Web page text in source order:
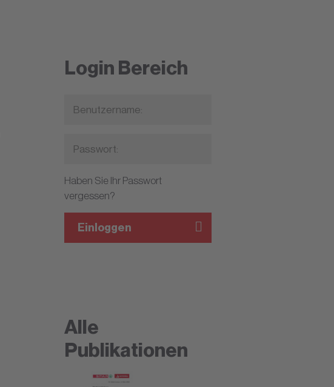
Login Bereich
Haben Sie Ihr Passwort
vergessen?
Einloggen
Alle
Publikationen